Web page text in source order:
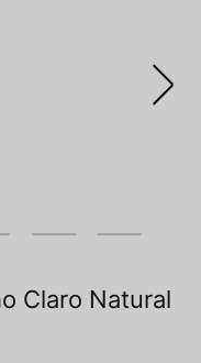
Claro Natural